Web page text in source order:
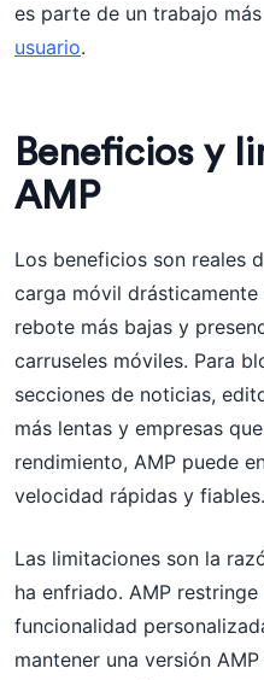
es parte de un trabajo
usuario.
Beneficios y
AMP
Los beneficios son reales
carga móvil
rebote más bajas y
carruseles móviles. Para
secciones de noticias,
más lentas y empresas
rendimiento, AMP puede
velocidad rápidas y fiables.
Las limitaciones son la
ha enfriado. AMP
funcionalidad
mantener una versión